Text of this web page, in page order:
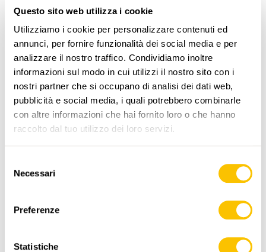
Questo sito web utilizza i cookie
Utilizziamo i cookie per personalizzare contenuti ed
annunci, per fornire funzionalità dei social media e per
analizzare il nostro traffico. Condividiamo inoltre
informazioni sul modo in cui utilizzi il nostro sito con i
nostri partner che si occupano di analisi dei dati web,
pubblicità e social media, i quali potrebbero combinarle
con altre informazioni che hai fornito loro o che hanno
raccolto dal tuo utilizzo dei loro servizi.
delNecessari
Preferenze
Statistiche
PERCORSO DELL'ESCURSIONE
Dati:
swisstopo
www.sentieri-svizzeri.ch